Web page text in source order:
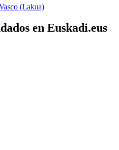
(Lakua)
en Euskadi.eus